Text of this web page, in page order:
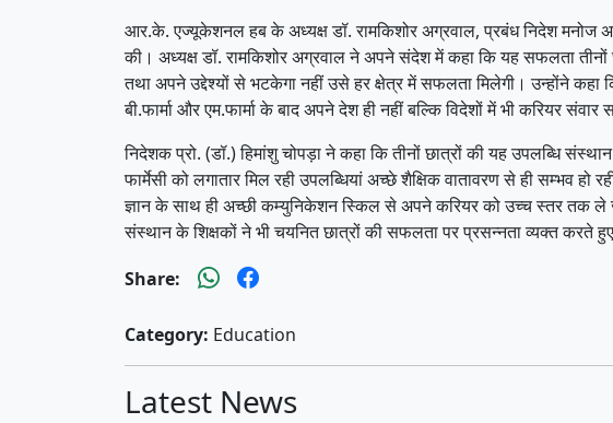
आर.के. एज्यूकेशनल हब के अध्यक्ष डॉ. रामकिशोर अग्रवाल, प्रबंध निदेश मनोज
की। अध्यक्ष डॉ. रामकिशोर अग्रवाल ने अपने संदेश में कहा कि यह सफलता
तथा अपने उद्देश्यों से भटकेगा नहीं उसे हर क्षेत्र में सफलता मिलेगी। उन्होंने कहा
बी.फार्मा और एम.फार्मा के बाद अपने देश ही नहीं बल्कि विदेशों में भी करियर
निदेशक प्रो. (डॉ.) हिमांशु चोपड़ा ने कहा कि तीनों छात्रों की यह उपलब्धि
फार्मेसी को लगातार मिल रही उपलब्धियां अच्छे शैक्षिक वातावरण से ही सम्भव
ज्ञान के साथ ही अच्छी कम्युनिकेशन स्किल से अपने करियर को उच्‍च स्‍तर तक ले
संस्थान के शिक्षकों ने भी चयनित छात्रों की सफलता पर प्रसन्नता व्यक्त करते हुए
Share:
Category: Education
Latest News